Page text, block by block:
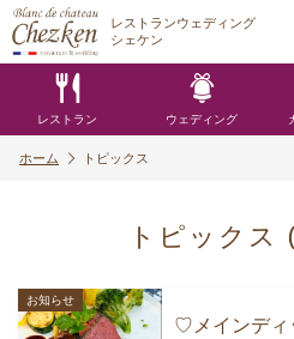
レストランウェディング
シェケン
レストラン ウェディング
ホーム トピックス
トピックス
お知らせ
♡メインデ